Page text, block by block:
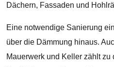
Dächern, Fassaden und
Eine notwendige Sanierung
über die Dämmung hinaus.
Mauerwerk und Keller zählt zu